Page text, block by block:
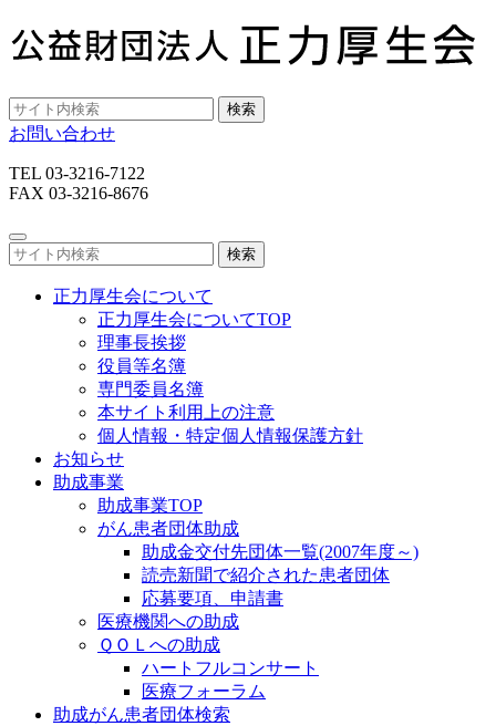
検索
お問い合わせ
TEL 03-3216-7122
FAX 03-3216-8676
検索
正力厚生会について
正力厚生会についてTOP
理事長挨拶
役員等名簿
専門委員名簿
本サイト利用上の注意
個人情報・特定個人情報保護方針
お知らせ
助成事業
助成事業TOP
がん患者団体助成
助成金交付先団体一覧(2007年度～)
読売新聞で紹介された患者団体
応募要項、申請書
医療機関への助成
ＱＯＬへの助成
ハートフルコンサート
医療フォーラム
助成がん患者団体検索